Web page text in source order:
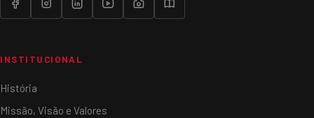
INSTITUCIONAL
História
Missão, Visão e Valores